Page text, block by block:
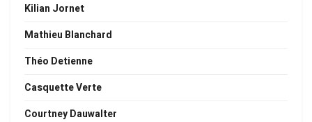
Kilian Jornet
Mathieu Blanchard
Théo Detienne
Casquette Verte
Courtney Dauwalter